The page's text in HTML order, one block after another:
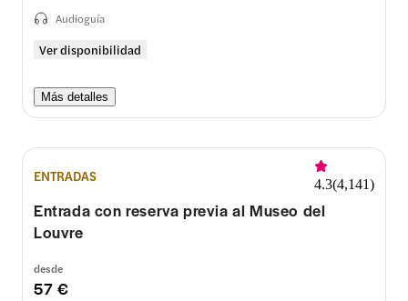
Ver disponibilidad
Audioguía
Más detalles
ENTRADAS 4.3(4,141)
Entrada con reserva previa al Museo del
Louvre
desde
57 €